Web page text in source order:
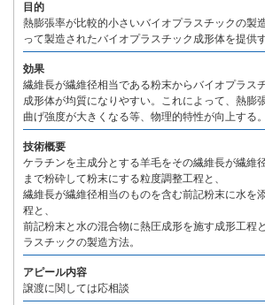
目的
熱膨張率が比較的小さいバイオプラスチックの製
って製造されたバイオプラスチック成形体を提供
効果
繊維長が繊維径相当である粉末からバイオプラス
成形体が均質になりやすい。これによって、熱膨
曲げ強度が大きくなる等、物理的特性が向上する。
技術概要
ケラチンを主成分とする羊毛をその繊維長が繊維
まで粉砕して粉末にする粒度調整工程と、
繊維長が繊維径相当のものを含む前記粉末に水を
程と、
前記粉末と水の混合物に熱圧成形を施す成形工程
ラスチックの製造方法。
アピール内容
譲渡に関しては応相談